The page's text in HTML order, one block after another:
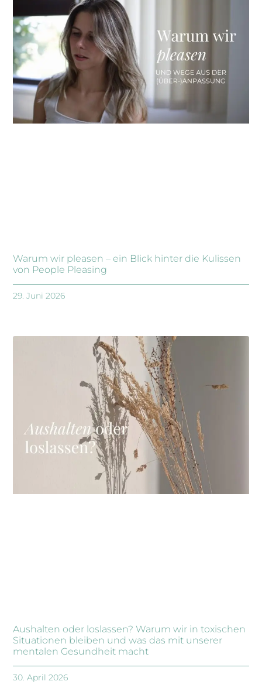
Warum wir pleasen – ein Blick hinter die Kulissen
von People Pleasing
29. Juni 2026
Aushalten oder loslassen? Warum wir in toxischen
Situationen bleiben und was das mit unserer
mentalen Gesundheit macht
30. April 2026